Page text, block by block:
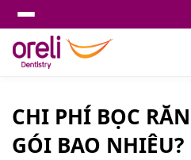
CHI PHÍ BỌC
GÓI BAO NHIÊU?